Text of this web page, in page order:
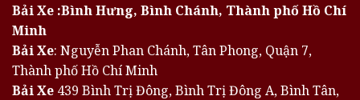
Bải Xe :Bình Hưng, Bình Chánh, Thành phố Hồ Chí
Minh
Bải Xe: Nguyễn Phan Chánh, Tân Phong, Quận 7,
Thành phố Hồ Chí Minh
Bải Xe 439 Bình Trị Đông, Bình Trị Đông A, Bình Tân,